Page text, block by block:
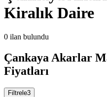
Kiralık Daire
0 ilan bulundu
Çankaya Akarlar
Fiyatları
Filtrele3